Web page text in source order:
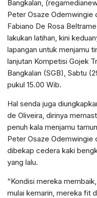
Bangkalan,
Peter Osaze Odemwingie
Fabiano De Rosa
lakukan latihan, kini
lapangan untuk menjamu
lanjutan Kompetisi Gojek
Bangkalan (SGB), Sabtu
pukul 15.00 Wib.
Hal senda juga
de Oliveira, dirinya
penuh kala menjamu
Peter Osaze Odemwingie
dibekap cedera kaki
yang lalu.
“Kondisi mereka
mulai kemarin, mereka fit